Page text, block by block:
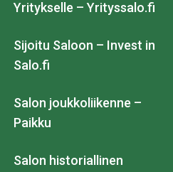
Yritykselle – Yrityssalo.fi
Sijoitu Saloon – Invest in
Salo.fi
Salon joukkoliikenne –
Paikku
Salon historiallinen